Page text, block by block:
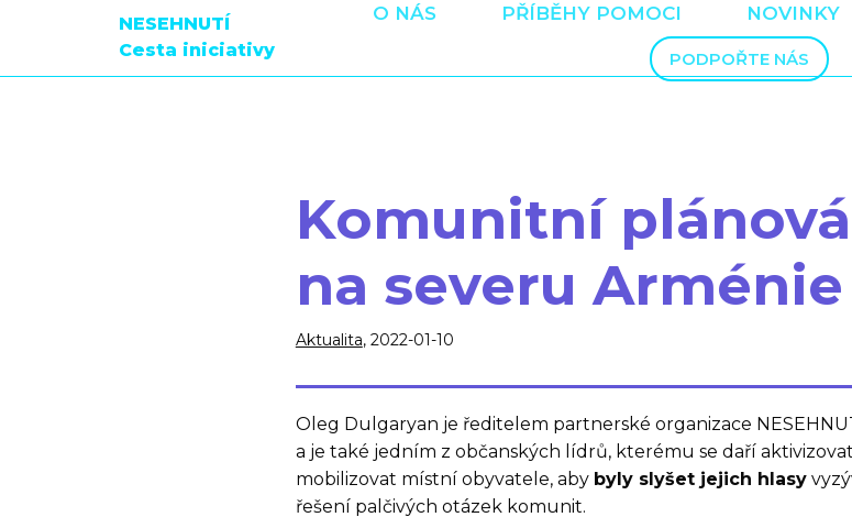
NESEHNUTÍ
Cesta iniciativy
O NÁS PŘÍBĚHY POMOCI NOVINKY
PODPOŘTE NÁS
Komunitní
na severu Arménie
Aktualita, 2022-01-10
Oleg Dulgaryan je ředitelem partnerské organizace
a je také jedním z občanských lídrů, kterému se daří
mobilizovat místní obyvatele, aby byly slyšet jejich hlasy
řešení palčivých otázek komunit.